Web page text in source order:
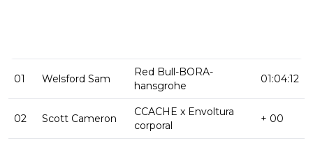
01 Welsford Sam
Red Bull-BORA-
hansgrohe
01:04:12
02 Scott Cameron
CCACHE x Envoltura
corporal
+ 00